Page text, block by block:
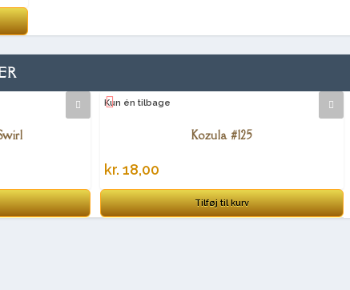
Kun én tilbage
Kozula #125
kr. 18,00
Tilføj til kurv